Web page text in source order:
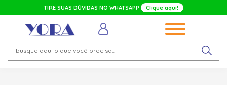
TIRE SUAS DÚVIDAS NO WHATSAPP Clique aqui!